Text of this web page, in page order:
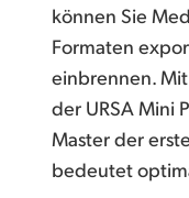
können Sie
Formaten
einbrennen.
der URSA Mini
Master der
bedeutet